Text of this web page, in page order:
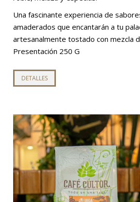
Una fascinante experiencia de
amaderados que encantarán a tu
artesanalmente tostado con mezcla
Presentación 250 G
DETALLES
producto
variantes.
Las
opciones
se
pueden
elegir
en